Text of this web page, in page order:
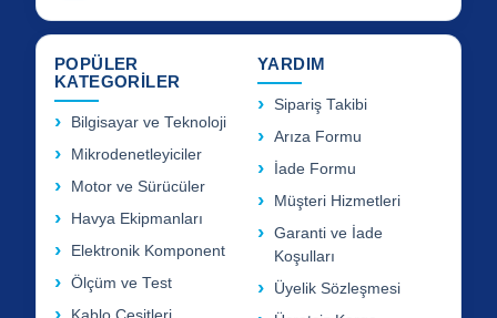
POPÜLER
KATEGORİLER
Bilgisayar ve Teknoloji
Mikrodenetleyiciler
Motor ve Sürücüler
Havya Ekipmanları
Elektronik Komponent
Ölçüm ve Test
YARDIM
Sipariş Takibi
Arıza Formu
İade Formu
Müşteri Hizmetleri
Garanti ve İade
Koşulları
Üyelik Sözleşmesi